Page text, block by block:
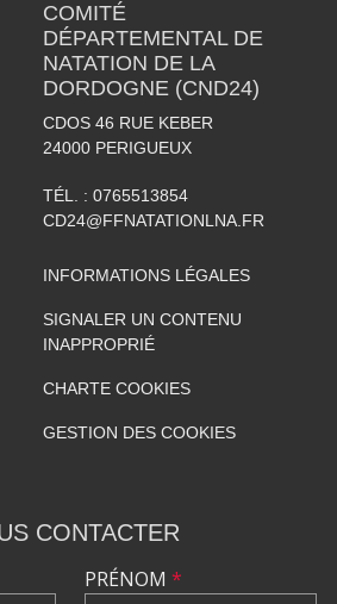
COMITÉ
DÉPARTEMENTAL DE
NATATION DE LA
DORDOGNE (CND24)
CDOS 46 RUE KEBER
24000 PERIGUEUX
TÉL. : 0765513854
CD24@FFNATATIONLNA.FR
INFORMATIONS LÉGALES
SIGNALER UN CONTENU
INAPPROPRIÉ
CHARTE COOKIES
GESTION DES COOKIES
CONTACTER
PRÉNOM *